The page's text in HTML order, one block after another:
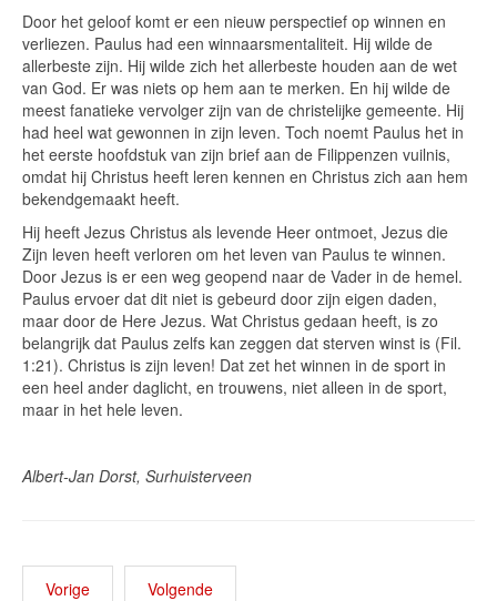
Door het geloof komt er een nieuw perspectief op winnen en
verliezen. Paulus had een winnaarsmentaliteit. Hij wilde de
allerbeste zijn. Hij wilde zich het allerbeste houden aan de wet
van God. Er was niets op hem aan te merken. En hij wilde de
meest fanatieke vervolger zijn van de christelijke gemeente. Hij
had heel wat gewonnen in zijn leven. Toch noemt Paulus het in
het eerste hoofdstuk van zijn brief aan de Filippenzen vuilnis,
omdat hij Christus heeft leren kennen en Christus zich aan hem
bekendgemaakt heeft.
Hij heeft Jezus Christus als levende Heer ontmoet, Jezus die
Zijn leven heeft verloren om het leven van Paulus te winnen.
Door Jezus is er een weg geopend naar de Vader in de hemel.
Paulus ervoer dat dit niet is gebeurd door zijn eigen daden,
maar door de Here Jezus. Wat Christus gedaan heeft, is zo
belangrijk dat Paulus zelfs kan zeggen dat sterven winst is (Fil.
1:21). Christus is zijn leven! Dat zet het winnen in de sport in
een heel ander daglicht, en trouwens, niet alleen in de sport,
maar in het hele leven.
Albert-Jan Dorst, Surhuisterveen
Vorige Volgende